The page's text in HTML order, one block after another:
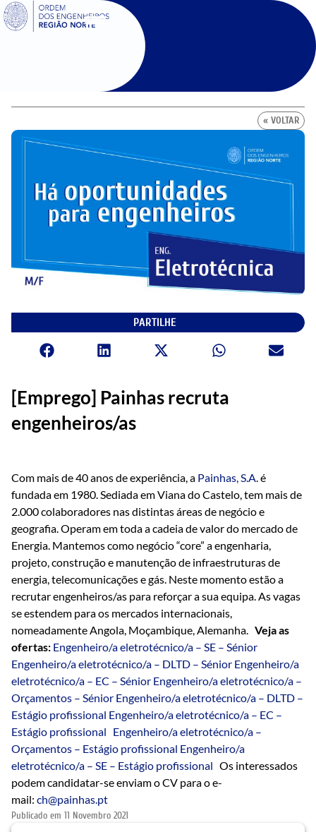
SIGOE
« VOLTAR
PARTILHE
[Emprego] Painhas recruta
engenheiros/as
Com mais de 40 anos de experiência, a Painhas, S.A . é
fundada em 1980. Sediada em Viana do Castelo, tem mais de
2.000 colaboradores nas distintas áreas de negócio e
geografia. Operam em toda a cadeia de valor do mercado de
Energia. Mantemos como negócio “core” a engenharia,
projeto, construção e manutenção de infraestruturas de
energia, telecomunicações e gás. Neste momento estão a
recrutar engenheiros/as para reforçar a sua equipa. As vagas
se estendem para os mercados internacionais,
nomeadamente Angola, Moçambique, Alemanha. Veja as
ofertas: Engenheiro/a eletrotécnico/a – SE – Sénior
Engenheiro/a eletrotécnico/a – DLTD – Sénior Engenheiro/a
eletrotécnico/a – EC – Sénior Engenheiro/a eletrotécnico/a –
Orçamentos – Sénior Engenheiro/a eletrotécnico/a – DLTD –
Estágio profissional Engenheiro/a eletrotécnico/a – EC –
Estágio profissional Engenheiro/a eletrotécnico/a –
Orçamentos – Estágio profissional Engenheiro/a
eletrotécnico/a – SE – Estágio profissional Os interessados
podem candidatar-se enviam o CV para o e-
mail: ch@painhas.pt
Publicado em 11 Novembro 2021